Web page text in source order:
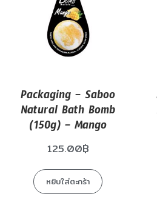
Packaging – Saboo
Natural Bath Bomb
(150g) – Mango
125.00฿
หยิบใส่ตะกร้า